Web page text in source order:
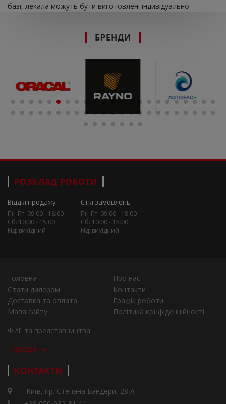
базі, лекала можуть бути виготовлені індивідуально.
БРЕНДИ
РОЗКЛАД РОБОТИ
Відділ продажу
Пн-Пт: 09:00 - 18:00
Сб: 10:00 - 15:00
Нд: вихідний
Стіл замовлень
Пн-Пт: 09:00 - 18:00
Сб: 10:00 - 15:00
Нд: вихідний
Головна
Про нас
Стати дилером
Контакти
Доставка та оплата
Графік роботи
Мапа сайту
Політика конфіденційності
Філії та представництва
Города
КОНТАКТИ
Київ, пр. Степана Бандери, 28 А